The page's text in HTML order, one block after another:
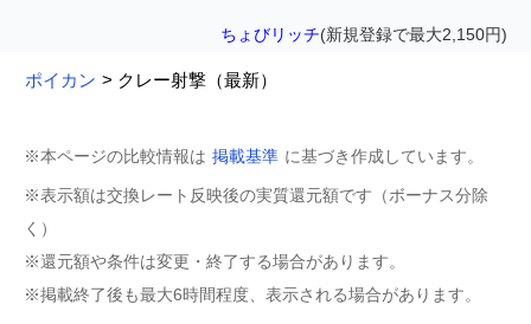
ちょびリッチ(新規登録で最大2,150円)
ポイカン > クレー射撃（最新）
※本ページの比較情報は 掲載基準 に基づき作成しています。
※表示額は交換レート反映後の実質還元額です（ボーナス分除
く）
※還元額や条件は変更・終了する場合があります。
※掲載終了後も最大6時間程度、表示される場合があります。